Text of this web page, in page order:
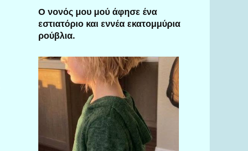
Ο νονός μου μού άφησε ένα
εστιατόριο και εννέα εκατομμύρια
ρούβλια.